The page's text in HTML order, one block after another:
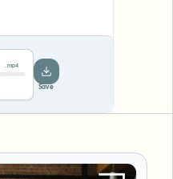
.mp4
···